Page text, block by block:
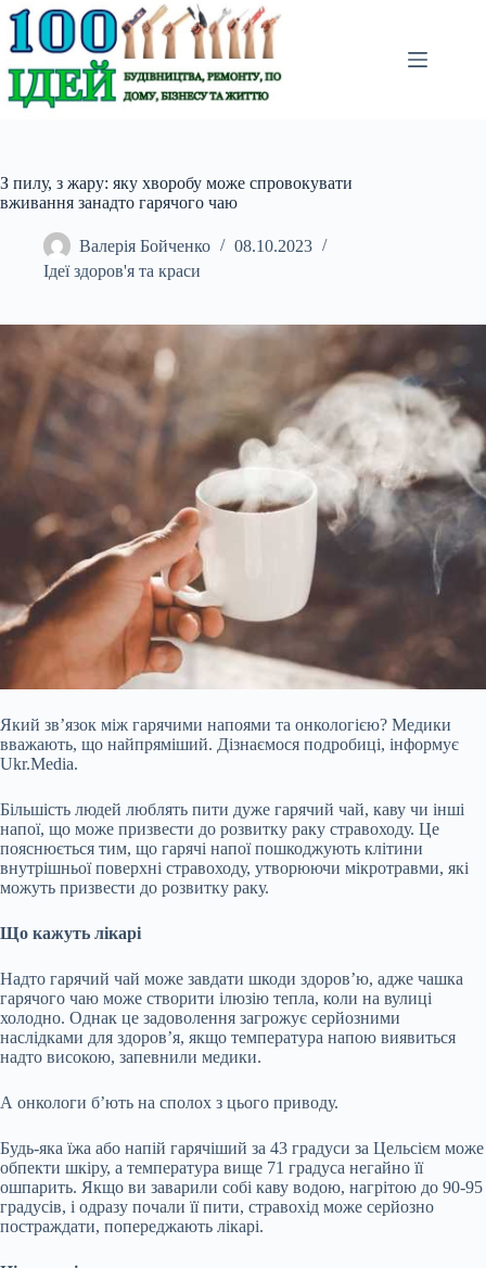
Перейти
до
вмісту
З пилу, з жару: яку хворобу може спровокувати
вживання занадто гарячого чаю
Валерія Бойченко
08.10.2023
Ідеї здоров'я та краси
Який зв’язок між гарячими напоями та онкологією? Медики
вважають, що найпряміший. Дізнаємося подробиці, інформує
Ukr.Media.
Більшість людей люблять пити дуже гарячий чай, каву чи інші
напої, що може призвести до розвитку раку стравоходу. Це
пояснюється тим, що гарячі напої пошкоджують клітини
внутрішньої поверхні стравоходу, утворюючи мікротравми, які
можуть призвести до розвитку раку.
Що кажуть лікарі
Надто гарячий чай може завдати шкоди здоров’ю, адже чашка
гарячого чаю може створити ілюзію тепла, коли на вулиці
холодно. Однак це задоволення загрожує серйозними
наслідками для здоров’я, якщо температура напою виявиться
надто високою, запевнили медики.
А онкологи б’ють на сполох з цього приводу.
Будь-яка їжа або напій гарячіший за 43 градуси за Цельсієм може
обпекти шкіру, а температура вище 71 градуса негайно її
ошпарить. Якщо ви заварили собі каву водою, нагрітою до 90-95
градусів, і одразу почали її пити, стравохід може серйозно
постраждати, попереджають лікарі.